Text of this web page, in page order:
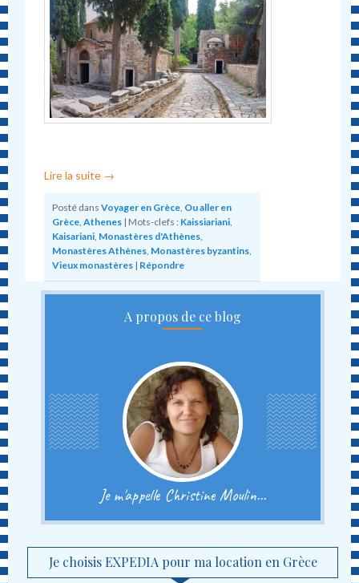
Lire la suite →
Posté dans Voyager en Grèce Ou aller en
Grèce ,Athenes | Mots-clefs : Kaissiariani
Kaisariani Monastères d'Athènes
Monastères Athènes Monastères byzantins
Vieux monastères | Répondre
A propos de ce blog
Je m'appelle Christine Moulin...
Je choisis EXPEDIA pour ma location en Grèce